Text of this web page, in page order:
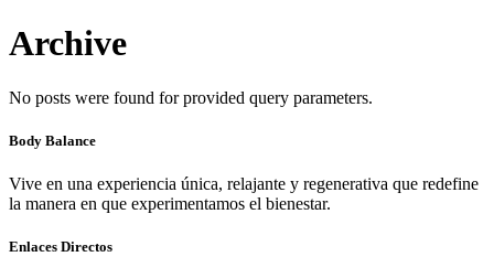
Archive
No posts were found for provided query parameters.
Body Balance
Vive en una experiencia única, relajante y regenerativa que redefine
la manera en que experimentamos el bienestar.
Enlaces Directos